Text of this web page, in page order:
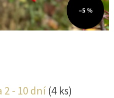
–5 %
2 - 10 dní(4 ks)